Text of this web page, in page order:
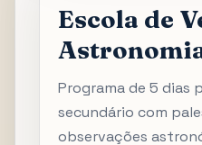
Escola de
Programa de 5 dias
secundário com
observações